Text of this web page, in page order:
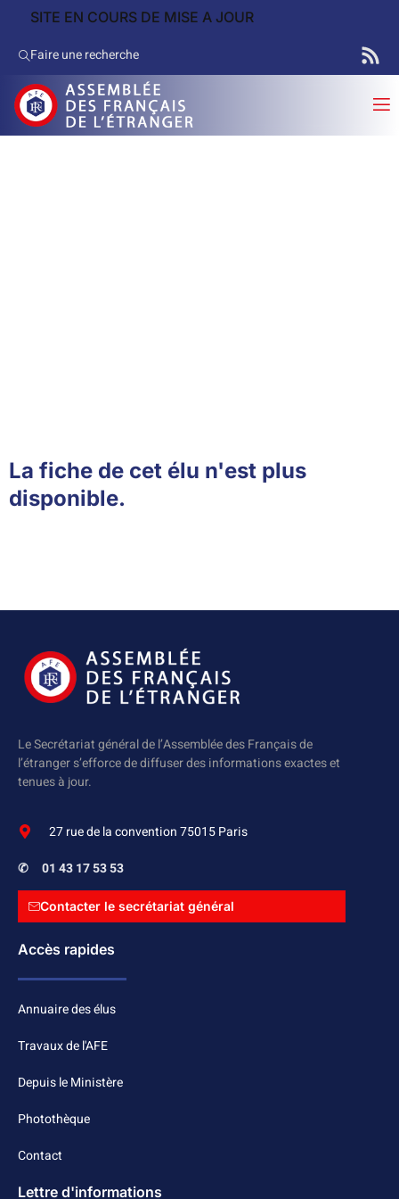
SITE EN COURS DE MISE A JOUR
Faire une recherche
La fiche de cet élu n'est plus
disponible.
Le Secrétariat général de l’Assemblée des Français de
l’étranger s’efforce de diffuser des informations exactes et
tenues à jour.
27 rue de la convention 75015 Paris
✆ 01 43 17 53 53
Contacter le secrétariat général
Accès rapides
Annuaire des élus
Travaux de l'AFE
Depuis le Ministère
Photothèque
Contact
Lettre d'informations